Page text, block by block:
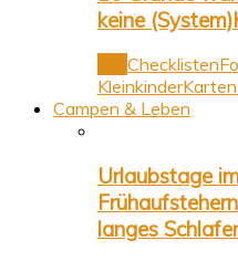
keine
Checklisten
Kleinkinder
Campen & Leben
Urlaubstage
langes